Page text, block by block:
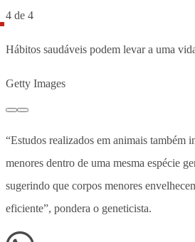
4 de 4
Hábitos saudáveis podem levar a uma
Getty Images
“Estudos realizados em animais também
menores dentro de uma mesma espécie
sugerindo que corpos menores
eficiente”, pondera o geneticista.